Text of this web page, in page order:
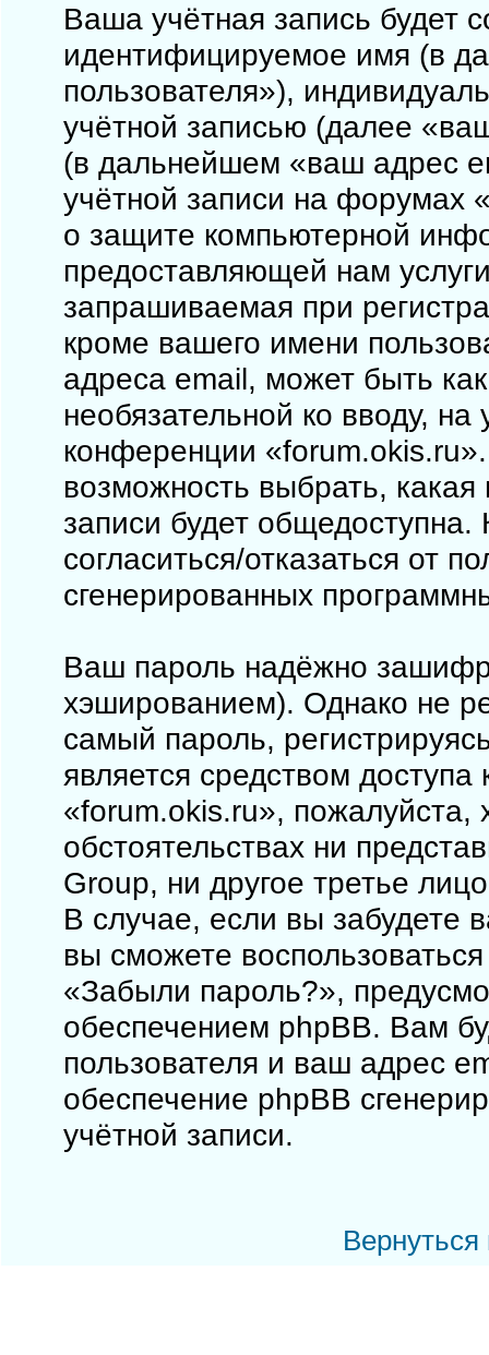
Ваша учётная запись будет
идентифицируемое имя (в
пользователя»),
учётной записью (далее
(в дальнейшем «ваш адрес
учётной записи на форумах
о защите компьютерной
предоставляющей нам
запрашиваемая при
кроме вашего имени
адреса email, может быть
необязательной ко вводу,
конференции
возможность выбрать,
записи будет общедоступна.
согласиться/отказаться от
сгенерированных
Ваш пароль надёжно
хэшированием). Однако не
самый пароль,
является средством
«forum.okis.ru», пожалуйста,
обстоятельствах ни
Group, ни другое третье
В случае, если вы забудете
вы сможете
«Забыли пароль?»,
обеспечением phpBB. Вам
пользователя и ваш адрес
обеспечение phpBB
учётной записи.
Вернуться